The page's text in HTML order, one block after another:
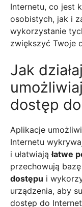
Internetu, co jest
osobistych, jak i
wykorzystanie
zwiększyć Twoje
Jak
dostęp
Aplikacje
Internetu
i ułatwiająłatwe
przechowują
dostępu i
urządzenia, aby
dostęp do